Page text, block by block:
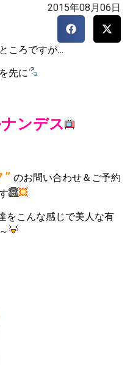
2015年08月06日
ころですが…
先に
ンデス
” のお問い合わせ＆ご予約
をこんな感じで美人な有